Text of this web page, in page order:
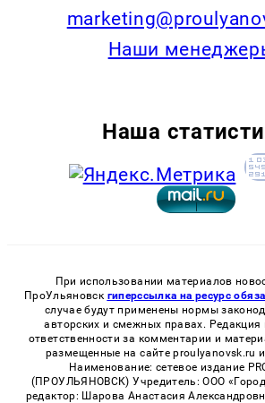
Наши
Наша
При использовании материалов
ПроУльяновск гиперссылка на ресурс
случае будут применены нормы
авторских и смежных правах. Редакция
ответственности за комментарии и
размещенные на сайте proulyanovsk.ru
Наименование: сетевое издание
(ПРОУЛЬЯНОВСК) Учредитель: ООО
редактор: Шарова Анастасия